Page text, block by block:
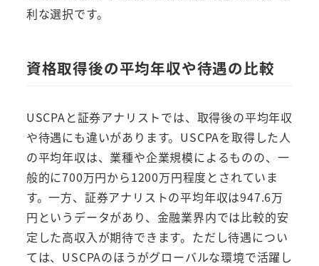
利な選択です。
資格取得後の平均年収や待遇の比較
USCPAと証券アナリストでは、取得後の平均年収
や待遇にも違いがあります。USCPAを取得した人
の平均年収は、業種や企業規模によるものの、一
般的に700万円から1200万円程度とされていま
す。一方、証券アナリストの平均年収は947.6万
円というデータがあり、金融業界内では比較的安
定した高収入が期待できます。ただし待遇につい
ては、USCPAのほうがグローバルな環境で活躍し